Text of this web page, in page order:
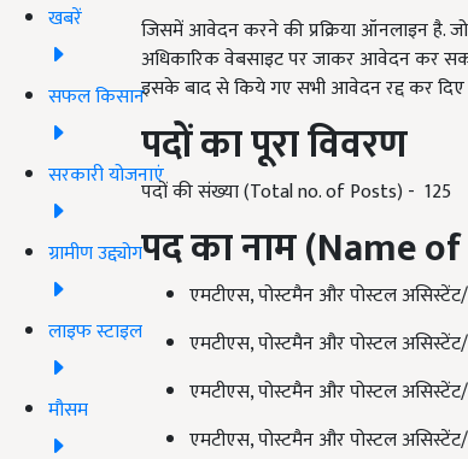
खबरें
सफल किसान
सरकारी योजनाएं
ग्रामीण उद्द्योग
लाइफ स्टाइल
मौसम
जिसमें आवेदन करने की प्रक्रिया ऑनलाइन है.
अधिकारिक वेबसाइट पर जाकर आवेदन कर
इसके बाद से किये गए सभी आवेदन रद्द कर
पदों का पूरा विवरण
पदों की संख्या (Total no. of Posts) - 125
पद का नाम (Name
एमटीएस, पोस्टमैन और पोस्टल
एमटीएस, पोस्टमैन और पोस्टल असिस्टेंट/
एमटीएस, पोस्टमैन और पोस्टल
एमटीएस, पोस्टमैन और पोस्टल